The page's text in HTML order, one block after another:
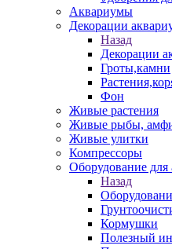
Аквариумы
Декорации
Назад
Декорации
Гроты,камни
Фон
Живые растения
Живые рыбы,
Живые улитки
Компрессоры
Оборудование для
Назад
Кормушки
Полезный